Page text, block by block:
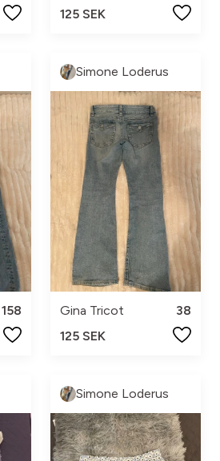
125 SEK
158
Simone Loderus
Gina Tricot
38
125 SEK
Simone Loderus